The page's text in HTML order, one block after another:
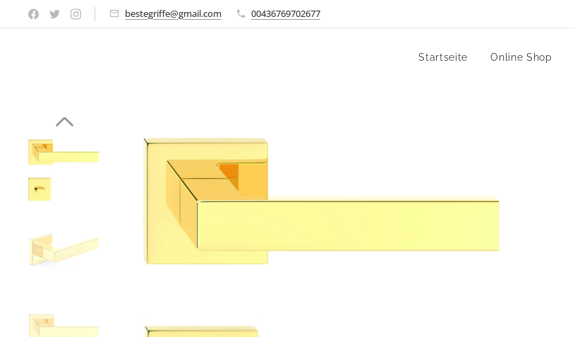
bestegriffe@gmail.com 00436769702677
Startseite Online Shop